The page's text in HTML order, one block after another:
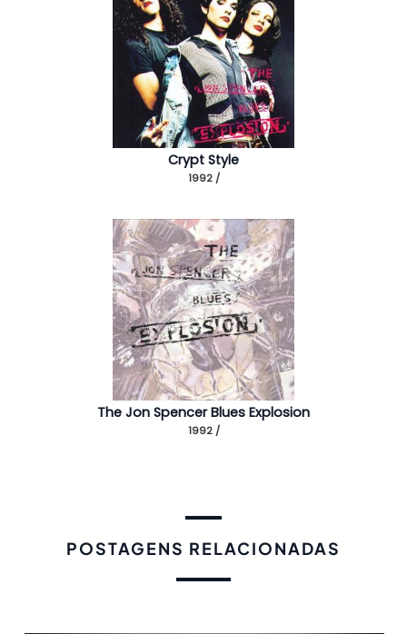
Crypt Style
1992 /
The Jon Spencer Blues Explosion
1992 /
POSTAGENS RELACIONADAS